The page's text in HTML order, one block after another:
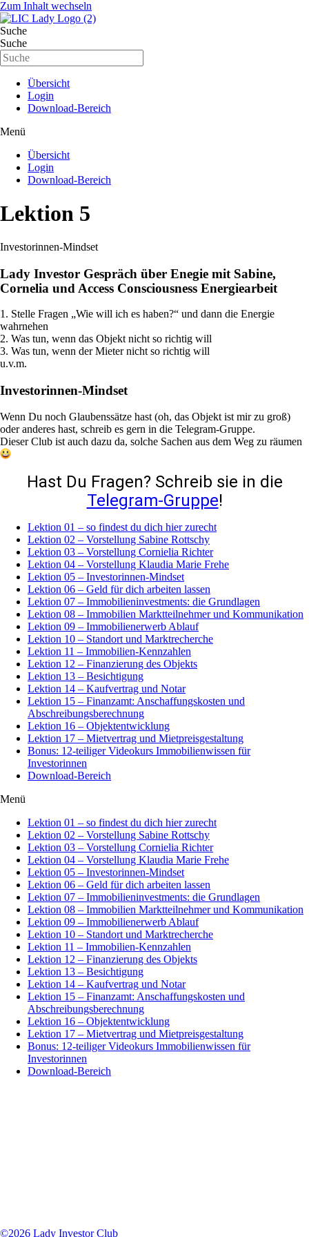
Zum Inhalt wechseln
Suche
Suche
Übersicht
Login
Download-Bereich
Menü
Übersicht
Login
Download-Bereich
Lektion 5
Investorinnen-Mindset
Lady Investor Gespräch über Enegie mit Sabine,
Cornelia und Access Consciousness Energiearbeit
1. Stelle Fragen „Wie will ich es haben?“ und dann die Energie
wahrnehen
2. Was tun, wenn das Objekt nicht so richtig will
3. Was tun, wenn der Mieter nicht so richtig will
u.v.m.
Investorinnen-Mindset
Wenn Du noch Glaubenssätze hast (oh, das Objekt ist mir zu groß)
oder anderes hast, schreib es gern in die Telegram-Gruppe.
Dieser Club ist auch dazu da, solche Sachen aus dem Weg zu räumen
Hast Du Fragen? Schreib sie in die
Telegram-Gruppe!
Lektion 01 – so findest du dich hier zurecht
Lektion 02 – Vorstellung Sabine Rottschy
Lektion 03 – Vorstellung Cornielia Richter
Lektion 04 – Vorstellung Klaudia Marie Frehe
Lektion 05 – Investorinnen-Mindset
Lektion 06 – Geld für dich arbeiten lassen
Lektion 07 – Immobilieninvestments: die Grundlagen
Lektion 08 – Immobilien Marktteilnehmer und Kommunikation
Lektion 09 – Immobilienerwerb Ablauf
Lektion 10 – Standort und Marktrecherche
Lektion 11 – Immobilien-Kennzahlen
Lektion 12 – Finanzierung des Objekts
Lektion 13 – Besichtigung
Lektion 14 – Kaufvertrag und Notar
Lektion 15 – Finanzamt: Anschaffungskosten und
Abschreibungsberechnung
Lektion 16 – Objektentwicklung
Lektion 17 – Mietvertrag und Mietpreisgestaltung
Bonus: 12-teiliger Videokurs Immobilienwissen für
Investorinnen
Download-Bereich
Menü
Lektion 01 – so findest du dich hier zurecht
Lektion 02 – Vorstellung Sabine Rottschy
Lektion 03 – Vorstellung Cornielia Richter
Lektion 04 – Vorstellung Klaudia Marie Frehe
Lektion 05 – Investorinnen-Mindset
Lektion 06 – Geld für dich arbeiten lassen
Lektion 07 – Immobilieninvestments: die Grundlagen
Lektion 08 – Immobilien Marktteilnehmer und Kommunikation
Lektion 09 – Immobilienerwerb Ablauf
Lektion 10 – Standort und Marktrecherche
Lektion 11 – Immobilien-Kennzahlen
Lektion 12 – Finanzierung des Objekts
Lektion 13 – Besichtigung
Lektion 14 – Kaufvertrag und Notar
Lektion 15 – Finanzamt: Anschaffungskosten und
Abschreibungsberechnung
Lektion 16 – Objektentwicklung
Lektion 17 – Mietvertrag und Mietpreisgestaltung
Bonus: 12-teiliger Videokurs Immobilienwissen für
Investorinnen
Download-Bereich
©2026 Lady Investor Club